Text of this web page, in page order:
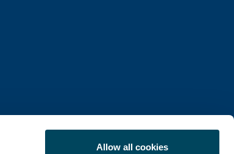
Allow all cookies